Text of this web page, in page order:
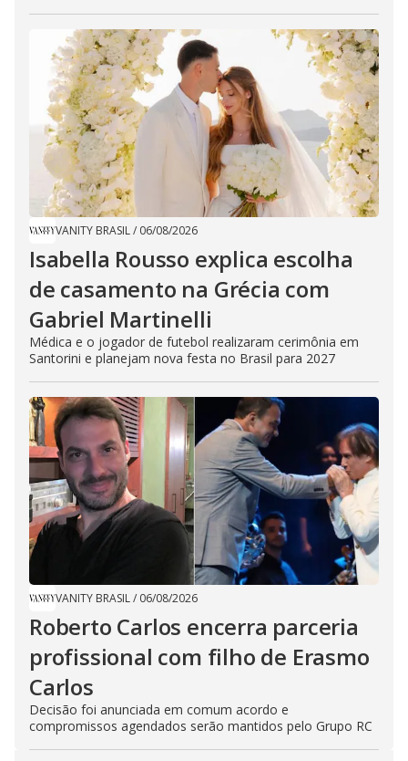
VANITY BRASIL/ 06/08/2026
Isabella Rousso explica escolha
de casamento na Grécia com
Gabriel Martinelli
Médica e o jogador de futebol realizaram cerimônia em
Santorini e planejam nova festa no Brasil para 2027
VANITY BRASIL/ 06/08/2026
Roberto Carlos encerra parceria
profissional com filho de Erasmo
Carlos
Decisão foi anunciada em comum acordo e
compromissos agendados serão mantidos pelo Grupo RC